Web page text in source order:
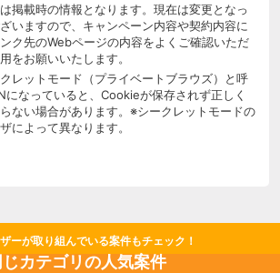
掲載時の情報となります。現在は変更となっ
いますので、キャンペーン内容や契約内容に
ク先のWebページの内容をよくご確認いただ
をお願いいたします。
レットモード（プライベートブラウズ）と呼
になっていると、Cookieが保存されず正しく
らない場合があります。※シークレットモードの
によって異なります。
ーが取り組んでいる案件もチェック！
じカテゴリの人気案件